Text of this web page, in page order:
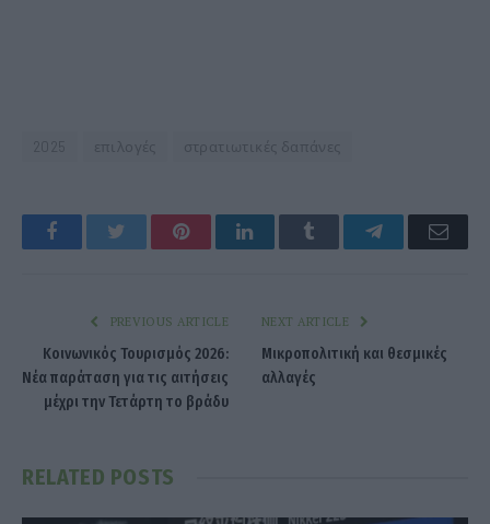
επιλογές στρατιωτικές δαπάνες
Facebook Twitter PinterestLinkedIn Tumblr Telegram
PREVIOUS ARTICLE
Κοινωνικός Τουρισμός 2026:
Νέα παράταση για τις αιτήσεις
μέχρι την Τετάρτη το βράδυ
NEXT ARTICLE
Μικροπολιτική και θεσμικές
αλλαγές
RELATED POSTS